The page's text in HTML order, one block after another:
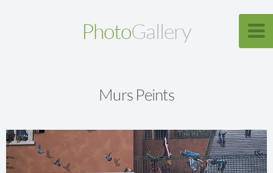
PhotoGallery
Murs Peints